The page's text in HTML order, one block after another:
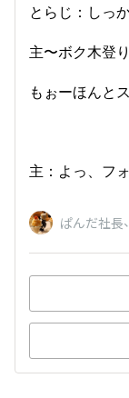
とらじ：しっ
主〜ボク木登
もぉーほんと
主：よっ、フ
ぱんだ社長、